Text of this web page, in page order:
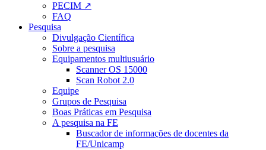
PECIM ↗
FAQ
Pesquisa
Divulgação Científica
Sobre a pesquisa
Equipamentos multiusuário
Scanner OS 15000
Scan Robot 2.0
Equipe
Grupos de Pesquisa
Boas Práticas em Pesquisa
A pesquisa na FE
Buscador de informações de docentes da
FE/Unicamp